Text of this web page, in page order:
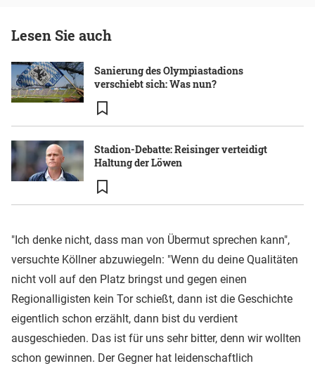
Lesen Sie auch
Sanierung des Olympiastadions
verschiebt sich: Was nun?
Stadion-Debatte: Reisinger verteidigt
Haltung der Löwen
"Ich denke nicht, dass man von Übermut sprechen kann",
versuchte Köllner abzuwiegeln: "Wenn du deine Qualitäten
nicht voll auf den Platz bringst und gegen einen
Regionalligisten kein Tor schießt, dann ist die Geschichte
eigentlich schon erzählt, dann bist du verdient
ausgeschieden. Das ist für uns sehr bitter, denn wir wollten
schon gewinnen. Der Gegner hat leidenschaftlich